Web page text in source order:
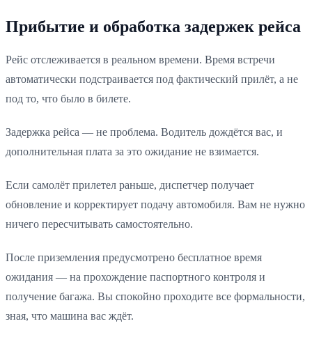
Прибытие и обработка задержек рейса
Рейс отслеживается в реальном времени. Время встречи
автоматически подстраивается под фактический прилёт, а не
под то, что было в билете.
Задержка рейса — не проблема. Водитель дождётся вас, и
дополнительная плата за это ожидание не взимается.
Если самолёт прилетел раньше, диспетчер получает
обновление и корректирует подачу автомобиля. Вам не нужно
ничего пересчитывать самостоятельно.
После приземления предусмотрено бесплатное время
ожидания — на прохождение паспортного контроля и
получение багажа. Вы спокойно проходите все формальности,
зная, что машина вас ждёт.